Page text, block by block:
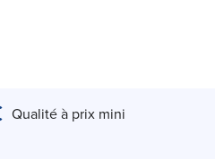
Qualité à prix mini